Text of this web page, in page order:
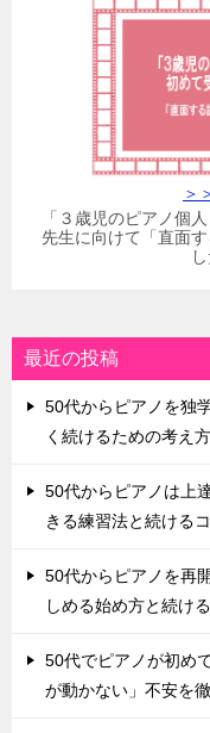
＞
「３歳児のピアノ個
先生に向けて「直面
最近の投稿
50代からピアノを独
く続けるための考え
50代からピアノは上
きる練習法と続ける
50代からピアノを再
しめる始め方と続け
50代でピアノが初め
が動かない」不安を